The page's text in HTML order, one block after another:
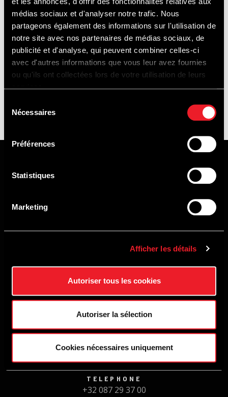
médias sociaux et d'analyser notre trafic. Nous
partageons également des informations sur l'utilisation de
notre site avec nos partenaires de médias sociaux, de
publicité et d'analyse, qui peuvent combiner celles-ci
avec d'autres informations que vous leur avez fournies
ou qu'ils ont collectées lors de votre utilisation de leurs
services.
Nécessaires
Préférences
Statistiques
Marketing
Afficher les détails
Autoriser tous les cookies
Autoriser la sélection
Cookies nécessaires uniquement
Source :Circuit de Spa-Francorchamps
Be the first to find out about our news,
Route du Circuit, 55 B-4970 Francorchamps
TELEPHONE
+32 087 29 37 00